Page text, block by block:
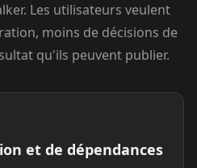
Les utilisateurs veulent
moins de décisions de
qu'ils peuvent publier.
et de dépendances